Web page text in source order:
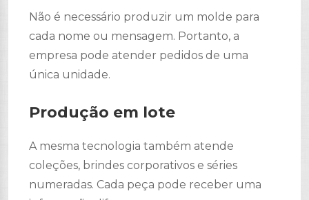
Não é necessário produzir um molde para
cada nome ou mensagem. Portanto, a
empresa pode atender pedidos de uma
única unidade.
Produção em lote
A mesma tecnologia também atende
coleções, brindes corporativos e séries
numeradas. Cada peça pode receber uma